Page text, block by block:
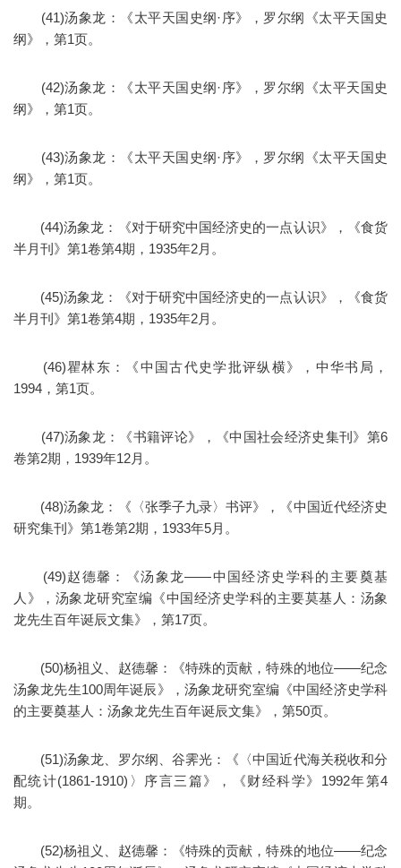
(41)汤象龙：《太平天国史纲·序》，罗尔纲《太平天国史
纲》，第1页。
(42)汤象龙：《太平天国史纲·序》，罗尔纲《太平天国史
纲》，第1页。
(43)汤象龙：《太平天国史纲·序》，罗尔纲《太平天国史
纲》，第1页。
(44)汤象龙：《对于研究中国经济史的一点认识》，《食货
半月刊》第1卷第4期，1935年2月。
(45)汤象龙：《对于研究中国经济史的一点认识》，《食货
半月刊》第1卷第4期，1935年2月。
(46)瞿林东：《中国古代史学批评纵横》，中华书局，
1994，第1页。
(47)汤象龙：《书籍评论》，《中国社会经济史集刊》第6
卷第2期，1939年12月。
(48)汤象龙：《〈张季子九录〉书评》，《中国近代经济史
研究集刊》第1卷第2期，1933年5月。
(49)赵德馨：《汤象龙——中国经济史学科的主要奠基
人》，汤象龙研究室编《中国经济史学科的主要莫基人：汤象
龙先生百年诞辰文集》，第17页。
(50)杨祖义、赵德馨：《特殊的贡献，特殊的地位——纪念
汤象龙先生100周年诞辰》，汤象龙研究室编《中国经济史学科
的主要奠基人：汤象龙先生百年诞辰文集》，第50页。
(51)汤象龙、罗尔纲、谷霁光：《〈中国近代海关税收和分
配统计(1861-1910)〉序言三篇》，《财经科学》1992年第4
期。
(52)杨祖义、赵德馨：《特殊的贡献，特殊的地位——纪念